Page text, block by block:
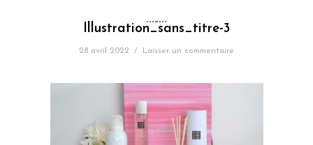
Illustration_sans_titre-3
28 avril 2022 / Laisser un commentaire